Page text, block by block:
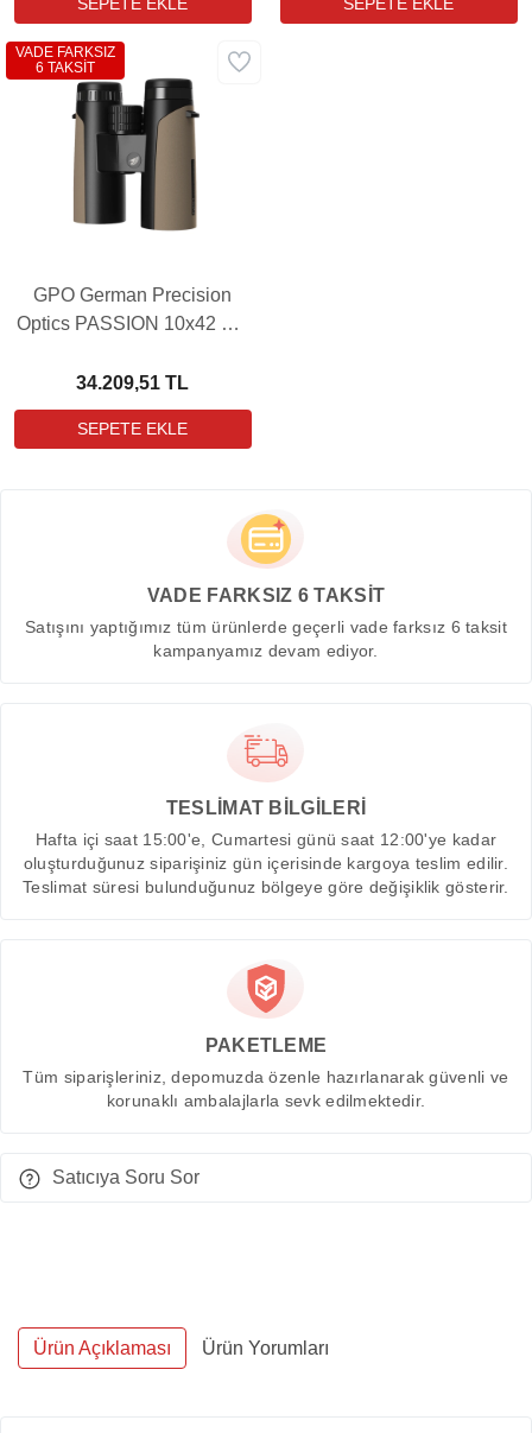
GPO German Precision
Optics PASSION 10x42 ED
34.209,51 TL
VADE FARKSIZ
6 TAKSİT
VADE FARKSIZ 6 TAKSİT
Satışını yaptığımız tüm ürünlerde geçerli vade farksız 6 taksit
kampanyamız devam ediyor.
TESLİMAT BİLGİLERİ
Hafta içi saat 15:00'e, Cumartesi günü saat 12:00'ye kadar
oluşturduğunuz siparişiniz gün içerisinde kargoya teslim edilir.
Teslimat süresi bulunduğunuz bölgeye göre değişiklik gösterir.
PAKETLEME
Tüm siparişleriniz, depomuzda özenle hazırlanarak güvenli ve
korunaklı ambalajlarla sevk edilmektedir.
Satıcıya Soru Sor
Ürün Açıklaması Ürün Yorumları